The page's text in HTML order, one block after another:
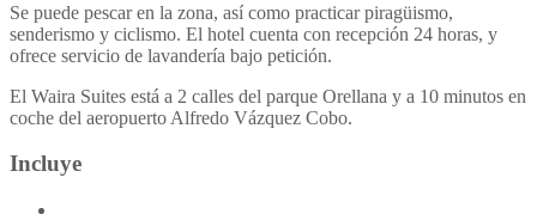
Se puede pescar en la zona, así como practicar piragüismo,
senderismo y ciclismo. El hotel cuenta con recepción 24 horas, y
ofrece servicio de lavandería bajo petición.
El Waira Suites está a 2 calles del parque Orellana y a 10 minutos en
coche del aeropuerto Alfredo Vázquez Cobo.
Incluye